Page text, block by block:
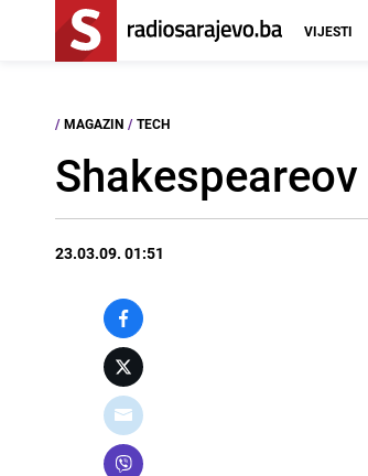
VIJESTI
/ MAGAZIN / TECH
23.03.09. 01:51